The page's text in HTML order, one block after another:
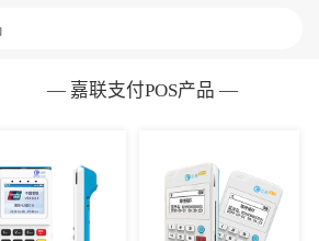
— 嘉联支付POS产品 —